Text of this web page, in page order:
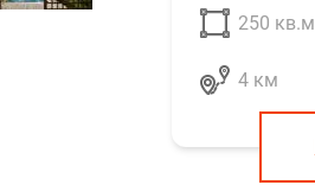
250 кв.м
4 км